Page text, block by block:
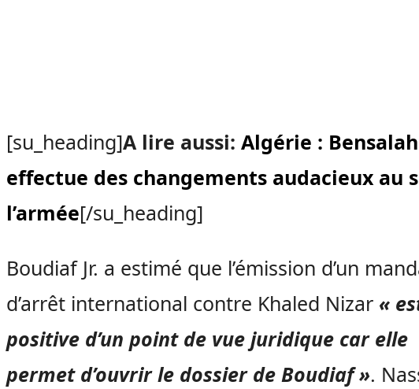
[su_heading]A lire aussi: Algérie : Bensalah
effectue des changements audacieux au
l’armée[/su_heading]
Boudiaf Jr. a estimé que l’émission d’un
d’arrêt international contre Khaled Nizar «
positive d’un point de vue juridique car elle
permet d’ouvrir le dossier de Boudiaf ».